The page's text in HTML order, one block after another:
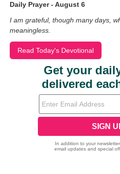
Daily Prayer - August 6
I am grateful, though many days,
meaningless.
Read Today's Devotional